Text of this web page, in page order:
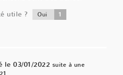
utile ?
Oui 1
le 03/01/2022 suite à une